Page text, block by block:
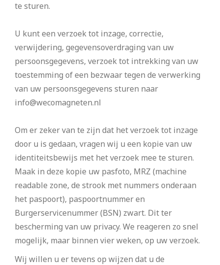
te sturen.
U kunt een verzoek tot inzage, correctie,
verwijdering, gegevensoverdraging van uw
persoonsgegevens, verzoek tot intrekking van uw
toestemming of een bezwaar tegen de verwerking
van uw persoonsgegevens sturen naar
info@wecomagneten.nl
Om er zeker van te zijn dat het verzoek tot inzage
door u is gedaan, vragen wij u een kopie van uw
identiteitsbewijs met het verzoek mee te sturen.
Maak in deze kopie uw pasfoto, MRZ (machine
readable zone, de strook met nummers onderaan
het paspoort), paspoortnummer en
Burgerservicenummer (BSN) zwart. Dit ter
bescherming van uw privacy. We reageren zo snel
mogelijk, maar binnen vier weken, op uw verzoek.
Wij willen u er tevens op wijzen dat u de